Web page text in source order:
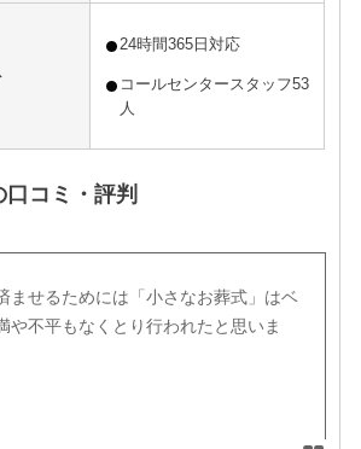
24時間365日対応
コールセンタースタッフ53
人
コミ・評判
ませるためには「小さなお葬式」はベ
や不平もなくとり行われたと思いま